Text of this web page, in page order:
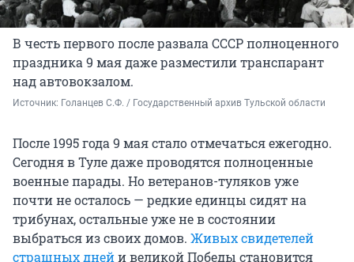
В честь первого после развала СССР полноценного
праздника 9 мая даже разместили транспарант
над автовокзалом.
Источник: Голанцев С.Ф. / Государственный архив Тульской области
После 1995 года 9 мая стало отмечаться ежегодно.
Сегодня в Туле даже проводятся полноценные
военные парады. Но ветеранов-туляков уже
почти не осталось — редкие единцы сидят на
трибунах, остальные уже не в состоянии
выбраться из своих домов. Живых свидетелей
страшных днейи великой Победы становится